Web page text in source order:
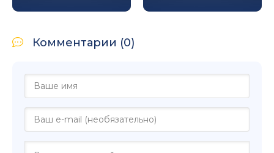
Комментарии (0)